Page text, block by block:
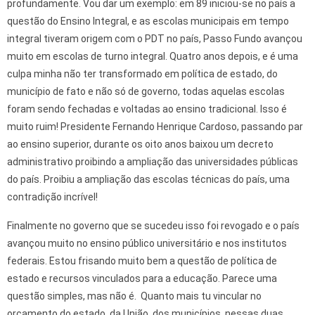
profundamente. Vou dar um exemplo: em 89 iniciou-se no país a
questão do Ensino Integral, e as escolas municipais em tempo
integral tiveram origem com o PDT no país, Passo Fundo avançou
muito em escolas de turno integral. Quatro anos depois, e é uma
culpa minha não ter transformado em política de estado, do
município de fato e não só de governo, todas aquelas escolas
foram sendo fechadas e voltadas ao ensino tradicional. Isso é
muito ruim! Presidente Fernando Henrique Cardoso, passando par
ao ensino superior, durante os oito anos baixou um decreto
administrativo proibindo a ampliação das universidades públicas
do país. Proibiu a ampliação das escolas técnicas do país, uma
contradição incrível!
Finalmente no governo que se sucedeu isso foi revogado e o país
avançou muito no ensino público universitário e nos institutos
federais. Estou frisando muito bem a questão de política de
estado e recursos vinculados para a educação. Parece uma
questão simples, mas não é. Quanto mais tu vincular no